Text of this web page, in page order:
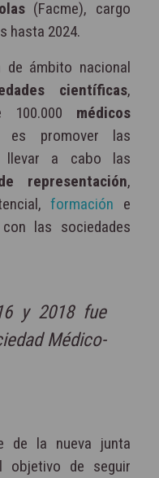
(Facme), cargo
hasta 2024.
de ámbito nacional
científicas,
100.000 médicos
promover las
llevar a cabo las
representación,
formación e
las sociedades
y 2018 fue
Médico-
de la nueva junta
objetivo de seguir